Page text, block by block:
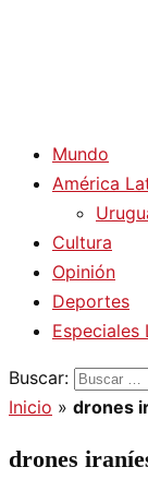
Mundo
América
Cultura
Opinión
Deportes
Especiales
Buscar:
Inicio » drones
drones